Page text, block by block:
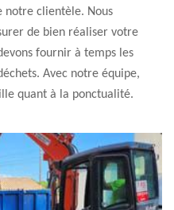
notre clientèle. Nous
de bien réaliser votre
fournir à temps les
Avec notre équipe,
quant à la ponctualité.